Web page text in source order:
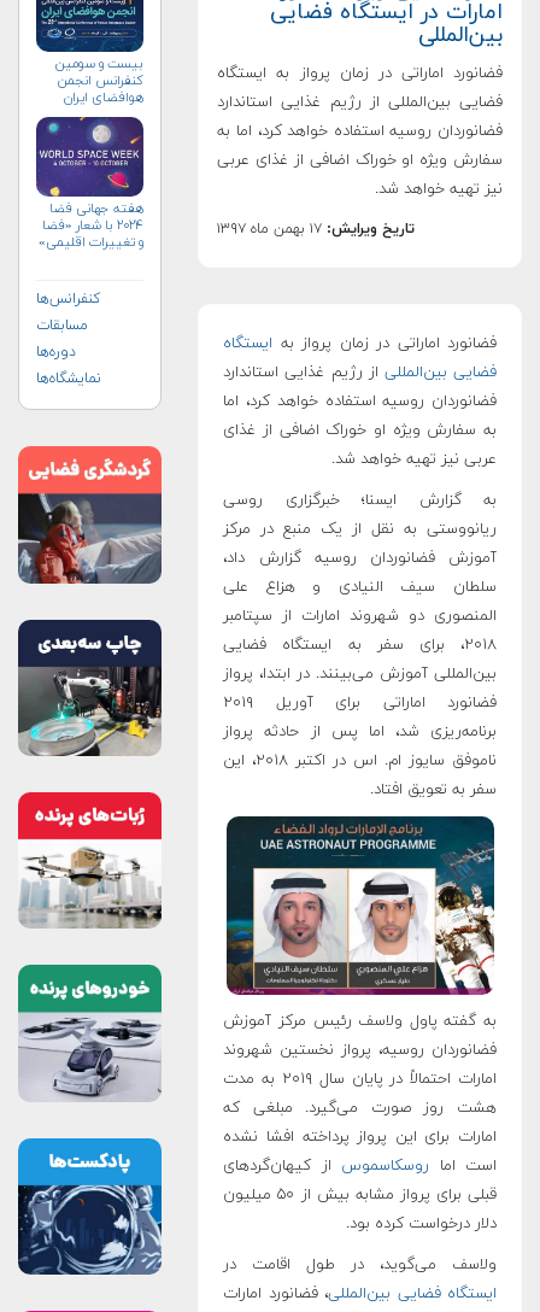
امارات در ایستگاه فضایی
بین‌المللی
فضانورد اماراتی در زمان پرواز به ایستگاه
فضایی بین‌المللی از رژیم غذایی استاندارد
فضانوردان روسیه استفاده خواهد کرد، اما به
سفارش ویژه او خوراک اضافی از غذای عربی
نیز تهیه خواهد شد.
تاریخ ویرایش: ۱۷ بهمن ماه ۱۳۹۷
فضانورد اماراتی در زمان پرواز به ایستگاه
فضایی بین‌المللی از رژیم غذایی استاندارد
فضانوردان روسیه استفاده خواهد کرد، اما
به سفارش ویژه او خوراک اضافی از غذای
عربی نیز تهیه خواهد شد.
به گزارش ایسنا؛ خبرگزاری روسی
ریانووستی به نقل از یک منبع در مرکز
آموزش فضانوردان روسیه گزارش داد،
سلطان سیف النیادی و هزاع علی
المنصوری دو شهروند امارات از سپتامبر
۲۰۱۸، برای سفر به ایستگاه فضایی
بین‌المللی آموزش می‌بینند. در ابتدا، پرواز
فضانورد اماراتی برای آوریل ۲۰۱۹
برنامه‌ریزی شد، اما پس از حادثه پرواز
ناموفق سایوز ام. اس در اکتبر ۲۰۱۸، این
سفر به تعویق افتاد.
به گفته پاول ولاسف رئیس مرکز آموزش
فضانوردان روسیه، پرواز نخستین شهروند
امارات احتمالاً در پایان سال ۲۰۱۹ به مدت
هشت روز صورت می‌گیرد. مبلغی که
امارات برای این پرواز پرداخته افشا نشده
است اما روسکاسموس از کیهان‌گردهای
قبلی برای پرواز مشابه بیش از ۵۰ میلیون
دلار درخواست کرده بود.
ولاسف می‌گوید، در طول اقامت در
ایستگاه فضایی بین‌المللی، فضانورد امارات
بیست و سومین
کنفرانس انجمن
هوافضای ايران
هفته جهانی فضا
۲۰۲۴ با شعار «فضا
و تغییرات اقلیمی»
کنفرانس‌ها
مسابقات
دوره‌ها
نمایشگاه‌ها